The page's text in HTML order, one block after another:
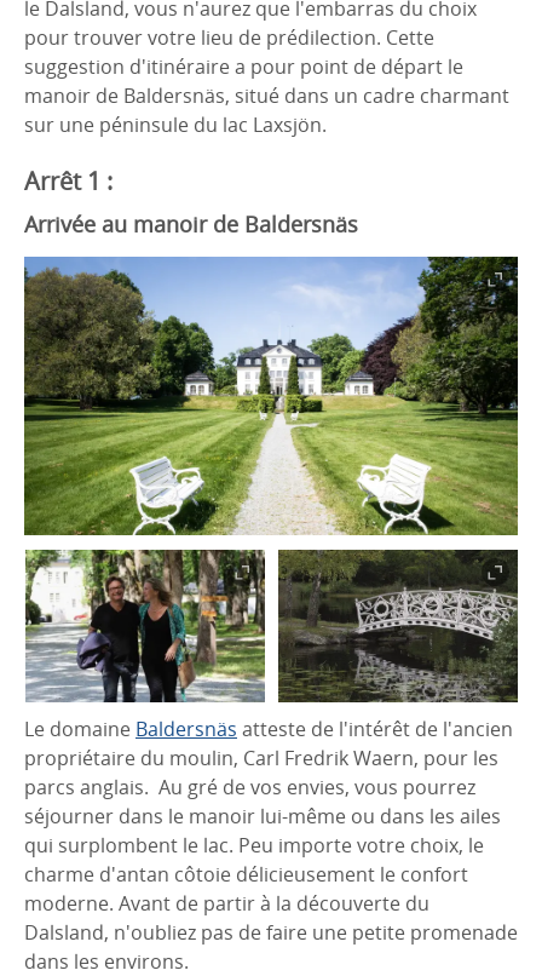
le Dalsland, vous n'aurez que l'embarras du choix
pour trouver votre lieu de prédilection. Cette
suggestion d'itinéraire a pour point de départ le
manoir de Baldersnäs, situé dans un cadre charmant
sur une péninsule du lac Laxsjön.
Arrêt 1 :
Arrivée au manoir de Baldersnäs
Le domaine Baldersnäs atteste de l'intérêt de l'ancien
propriétaire du moulin, Carl Fredrik Waern, pour les
parcs anglais. Au gré de vos envies, vous pourrez
séjourner dans le manoir lui-même ou dans les ailes
qui surplombent le lac. Peu importe votre choix, le
charme d'antan côtoie délicieusement le confort
moderne. Avant de partir à la découverte du
Dalsland, n'oubliez pas de faire une petite promenade
dans les environs.